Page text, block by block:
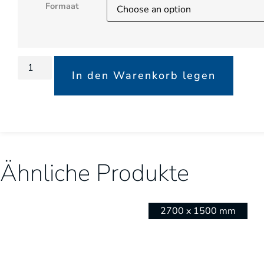
Formaat
In den Warenkorb legen
Ähnliche Produkte
2700 x 1500 mm